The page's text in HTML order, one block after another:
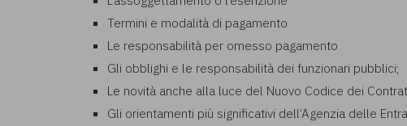
Termini e modalità di pagamento
Le responsabilità per omesso pagamento
Gli obblighi e le responsabilità dei funzionari pubblici;
Le novità anche alla luce del Nuovo Codice dei
Gli orientamenti più significativi dell’Agenzia delle